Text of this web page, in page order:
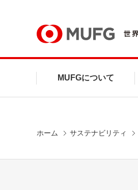
MUFGについて
ホーム サステナビリティ